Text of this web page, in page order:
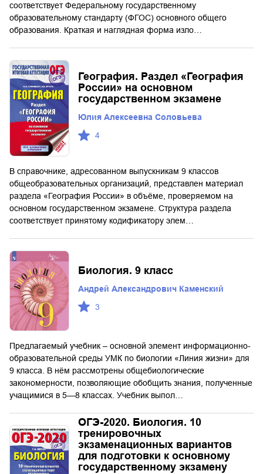
соответствует Федеральному государственному
образовательному стандарту (ФГОС) основного общего
образования. Краткая и наглядная форма изло…
География. Раздел «География
России» на основном
государственном экзамене
Юлия Алексеевна Соловьева
4
В справочнике, адресованном выпускникам 9 классов
общеобразовательных организаций, представлен материал
раздела «География России» в объёме, проверяемом на
основном государственном экзамене. Структура раздела
соответствует принятому кодификатору элем…
Биология. 9 класс
Андрей Александрович Каменский
3
Предлагаемый учебник – основной элемент информационно-
образовательной среды УМК по биологии «Линия жизни» для
9 класса. В нём рассмотрены общебиологические
закономерности, позволяющие обобщить знания, полученные
учащимися в 5—8 классах. Учебник выпол…
ОГЭ-2020. Биология. 10
тренировочных
экзаменационных вариантов
для подготовки к основному
государственному экзамену